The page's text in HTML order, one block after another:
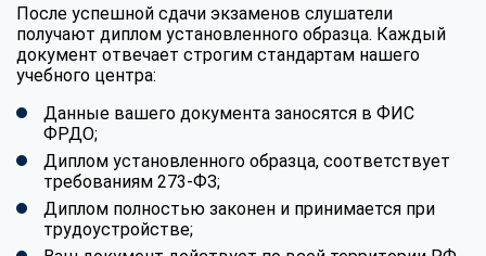
После успешной сдачи экзаменов слушатели
получают диплом установленного образца. Каждый
документ отвечает строгим стандартам нашего
учебного центра:
Данные вашего документа заносятся в ФИС
ФРДО;
Диплом установленного образца, соответствует
требованиям 273-ФЗ;
Диплом полностью законен и принимается при
трудоустройстве;